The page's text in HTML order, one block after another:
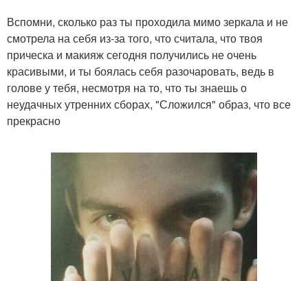
Вспомни, сколько раз ты проходила мимо зеркала и не
смотрела на себя из-за того, что считала, что твоя
прическа и макияж сегодня получились не очень
красивыми, и ты боялась себя разочаровать, ведь в
голове у тебя, несмотря на то, что ты знаешь о
неудачных утренних сборах, "Сложился" образ, что все
прекрасно